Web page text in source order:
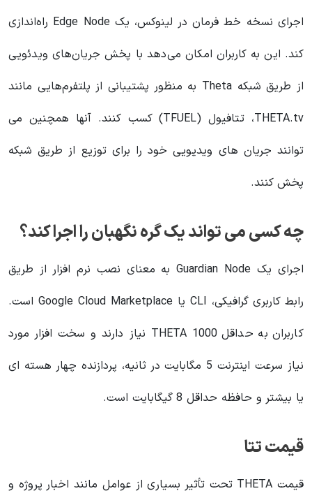
اجرای نسخه خط فرمان در لینوکس، یک Edge Node راه‌اندازی
کند. این به کاربران امکان می‌دهد با پخش جریان‌های ویدئویی
از طریق شبکه Theta به منظور پشتیبانی از پلتفرم‌هایی مانند
THETA.tv، تتافیول (TFUEL) کسب کنند. آنها همچنین می
توانند جریان های ویدیویی خود را برای توزیع از طریق شبکه
پخش کنند.
چه کسی می تواند یک گره نگهبان را اجرا کند؟
اجرای یک Guardian Node به معنای نصب نرم افزار از طریق
رابط کاربری گرافیکی، CLI یا Google Cloud Marketplace است.
کاربران به حداقل 1000 THETA نیاز دارند و سخت افزار مورد
نیاز سرعت اینترنت 5 مگابایت در ثانیه، پردازنده چهار هسته ای
یا بیشتر و حافظه حداقل 8 گیگابایت است.
قیمت تتا
قیمت THETA تحت تأثیر بسیاری از عوامل مانند اخبار پروژه و